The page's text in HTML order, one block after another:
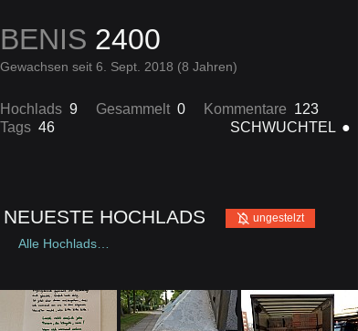
BENIS 2400
Gewachsen seit 6. Sept. 2018 (8 Jahren)
Hochlads 9 Gesammelt 0 Kommentare 123
Tags 46 SCHWUCHTEL
NEUESTE HOCHLADS A ungestelzt
Alle Hochlads…